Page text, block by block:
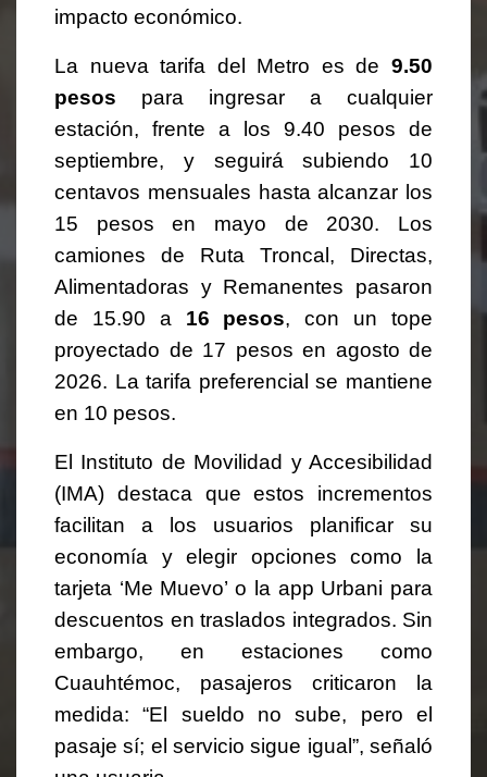
impacto económico.
La nueva tarifa del Metro es de 9.50
pesos para ingresar a cualquier
estación, frente a los 9.40 pesos de
septiembre, y seguirá subiendo 10
centavos mensuales hasta alcanzar los
15 pesos en mayo de 2030. Los
camiones de Ruta Troncal, Directas,
Alimentadoras y Remanentes pasaron
de 15.90 a 16 pesos, con un tope
proyectado de 17 pesos en agosto de
2026. La tarifa preferencial se mantiene
en 10 pesos.
El Instituto de Movilidad y Accesibilidad
(IMA) destaca que estos incrementos
facilitan a los usuarios planificar su
economía y elegir opciones como la
tarjeta ‘Me Muevo’ o la app Urbani para
descuentos en traslados integrados. Sin
embargo, en estaciones como
Cuauhtémoc, pasajeros criticaron la
medida: “El sueldo no sube, pero el
pasaje sí; el servicio sigue igual”, señaló